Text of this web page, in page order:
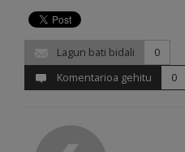
Lagun bati bidali
0
Komentarioa gehitu
0